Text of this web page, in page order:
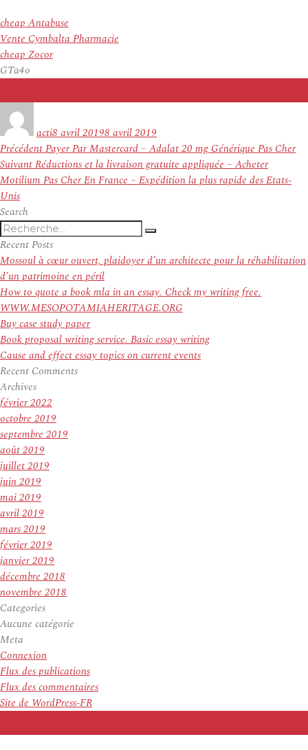
cheap Antabuse
Vente Cymbalta Pharmacie
cheap Zocor
GTa4o
actile
8 avril 20198 avril 2019
Navigation
de
l’article
PrécédentArticle
précédent :
Payer Par Mastercard – Adalat 20 mg Générique Pas Cher
SuivantArticle
suivant :
Réductions et la livraison gratuite appliquée – Acheter
Motilium Pas Cher En France – Expédition la plus rapide des Etats-
Unis
Search
Recherche
pour
:
Recherche
Recent Posts
Mossoul à cœur ouvert, plaidoyer d’un architecte pour la réhabilitation
d’un patrimoine en péril
How to quote a book mla in an essay. Check my writing free.
WWW.MESOPOTAMIAHERITAGE.ORG
Buy case study paper
Book proposal writing service. Basic essay writing
Cause and effect essay topics on current events
Recent Comments
Archives
février 2022
octobre 2019
septembre 2019
août 2019
juillet 2019
juin 2019
mai 2019
avril 2019
mars 2019
février 2019
janvier 2019
décembre 2018
novembre 2018
Categories
Aucune catégorie
Meta
Connexion
Flux des publications
Flux des commentaires
Site de WordPress-FR